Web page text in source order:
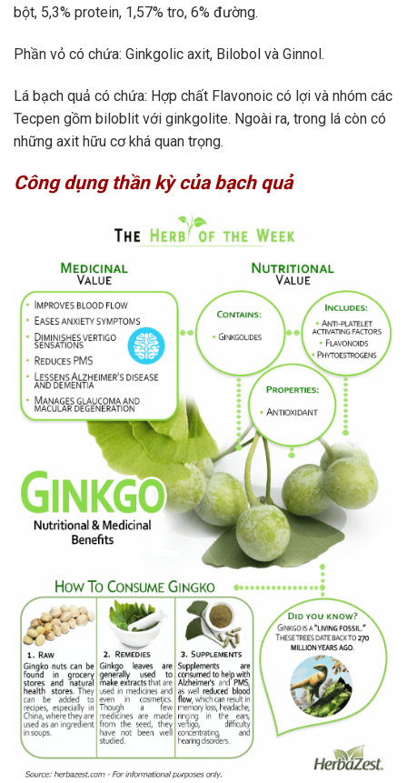
bột, 5,3% protein, 1,57% tro, 6% đường.
Phần vỏ có chứa: Ginkgolic axit, Bilobol và Ginnol.
Lá bạch quả có chứa: Hợp chất Flavonoic có lợi và nhóm các
Tecpen gồm biloblit với ginkgolite. Ngoài ra, trong lá còn có
những axit hữu cơ khá quan trọng.
Công dụng thần kỳ của bạch quả